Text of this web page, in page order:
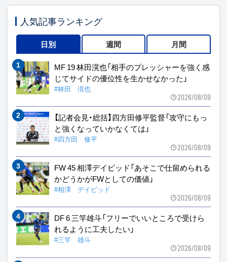
人気記事ランキング
日別 週間 月間
MF 19 林田滉也「相手のプレッシャーを強く感
じてサイドの優位性を生かせなかった」
#林田 滉也
2026/08/09
【記者会見・総括】四方田修平監督「攻守にもっ
と強くなっていかなくては」
#四方田 修平
2026/08/09
FW 45 相澤デイビッド「あそこで仕留められる
かどうかがFWとしての価値」
#相澤 デイビッド
2026/08/09
DF 6 三竿雄斗「フリーでいいところで受けら
れるように工夫したい」
#三竿 雄斗
2026/08/09